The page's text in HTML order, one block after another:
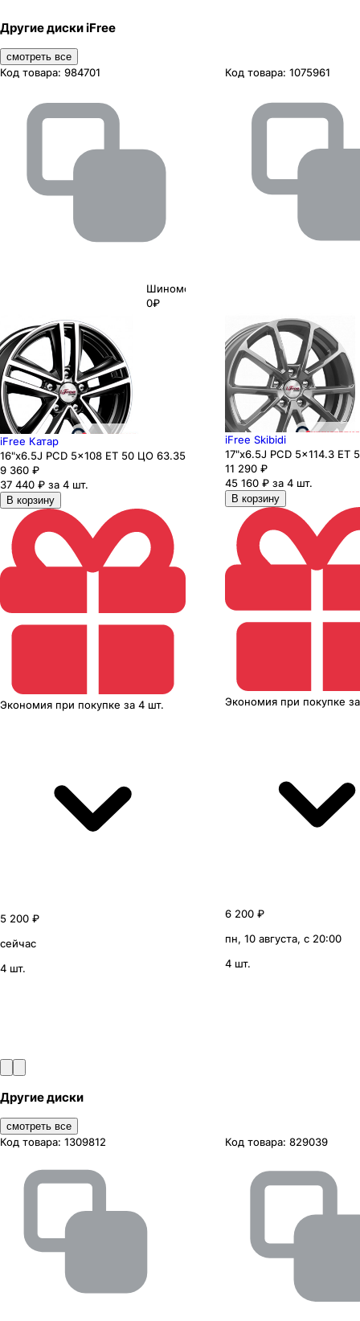
Другие диски iFree
смотреть все
Код товара: 984701
Шиномонтаж
0₽
iFree Катар
16"x6.5J PCD 5x108 ЕТ 50 ЦО 63.35
9 360 ₽
37 440 ₽ за 4 шт.
В корзину
Экономия при покупке за 4 шт.
5 200 ₽
сейчас
4 шт.
Код товара: 1075961
iFree Skibidi
17"x6.5J PCD 5x114.3 ЕТ
11 290 ₽
45 160 ₽ за 4 шт.
В корзину
Экономия при покупке
6 200 ₽
пн, 10 августа, с 20:00
4 шт.
Другие диски
смотреть все
Код товара: 1309812 Код товара: 829039